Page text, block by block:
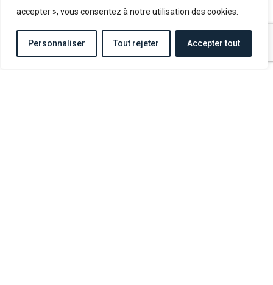
accepter », vous consentez à notre utilisation des cookies.
Personnaliser Tout rejeter Accepter tout
Le modèle de Panther exposé au Musée est sorti des usines
Daimler-Benz en mars 1944. Il participe à la Bataille de
Normandie. Saisi à Rânes, petite localité située entre Alençon